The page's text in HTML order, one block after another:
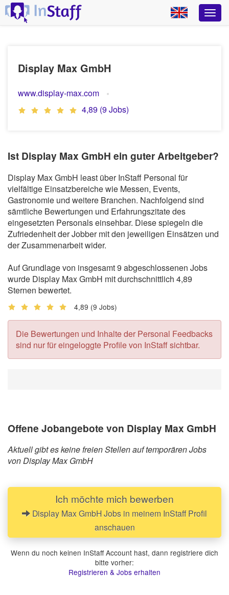
Display Max GmbH
www.display-max.com
4,89 (9 Jobs)
Ist Display Max GmbH ein guter Arbeitgeber?
Display Max GmbH least über InStaff Personal für
vielfältige Einsatzbereiche wie Messen, Events,
Gastronomie und weitere Branchen. Nachfolgend sind
sämtliche Bewertungen und Erfahrungszitate des
eingesetzten Personals einsehbar. Diese spiegeln die
Zufriedenheit der Jobber mit den jeweiligen Einsätzen und
der Zusammenarbeit wider.
Auf Grundlage von insgesamt 9 abgeschlossenen Jobs
wurde Display Max GmbH mit durchschnittlich 4,89
Sternen bewertet.
4,89 (9 Jobs)
Die Bewertungen und Inhalte der Personal Feedbacks
sind nur für eingeloggte Profile von InStaff sichtbar.
Offene Jobangebote von Display Max GmbH
Aktuell gibt es keine freien Stellen auf temporären Jobs
von Display Max GmbH
Ich möchte mich bewerben
Display Max GmbH Jobs in meinem InStaff Profil
anschauen
Wenn du noch keinen InStaff Account hast, dann registriere dich
bitte vorher:
Registrieren & Jobs erhalten